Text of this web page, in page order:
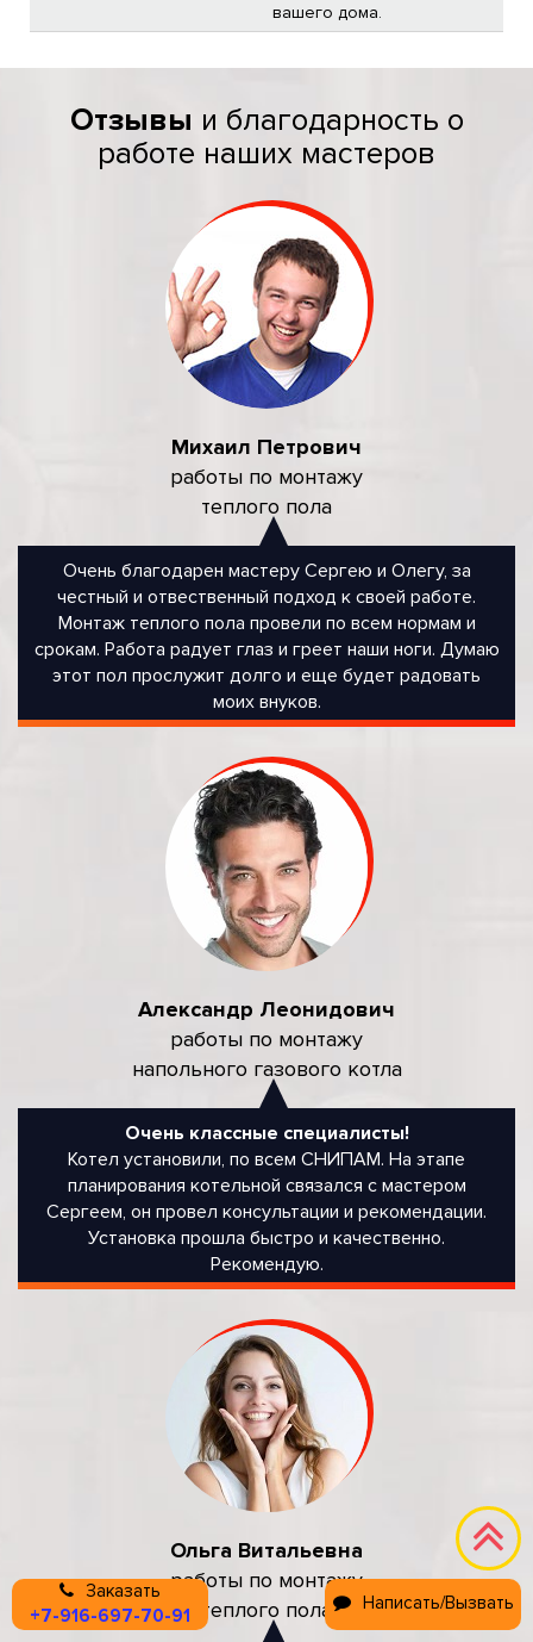
вашего дома.
Отзывы и благодарность о
работе наших мастеров
Михаил Петрович
работы по монтажу
теплого пола
Очень благодарен мастеру Сергею и Олегу, за
честный и отвественный подход к своей работе.
Монтаж теплого пола провели по всем нормам и
срокам. Работа радует глаз и греет наши ноги. Думаю
этот пол прослужит долго и еще будет радовать
моих внуков.
Александр Леонидович
работы по монтажу
напольного газового котла
Очень классные специалисты!
Котел установили, по всем СНИПАМ. На этапе
планирования котельной связался с мастером
Сергеем, он провел консультации и рекомендации.
Установка прошла быстро и качественно.
Рекомендую.
Ольга Витальевна
работы по монтажу
теплого пола
Заказать
+7-916-697-70-91
Написать/Вызвать